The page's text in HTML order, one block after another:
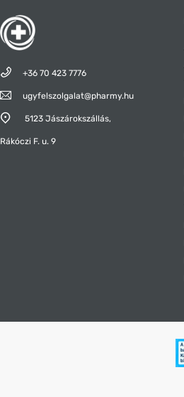
+36 70 423 7776
ugyfelszolgalat@pharmy.hu
5123 Jászárokszállás,
Rákóczi F. u. 9